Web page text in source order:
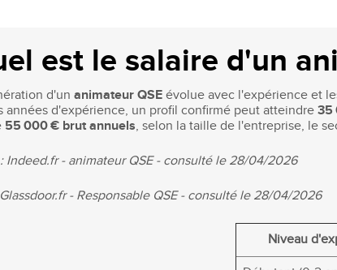
est le salaire d'un
d'unanimateur QSE évolue avec l'expérience et
années d'expérience, un profil confirmé peut atteindre35
55 000 € brut annuels, selon la taille de l'entreprise, le
: Indeed.fr - animateur QSE - consulté le 28/04/2026
- Responsable QSE - consulté le 28/04/2026
Niveau